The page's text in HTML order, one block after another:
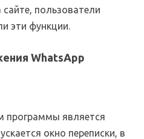
сайте, пользователи
эти функции.
WhatsApp
является
окно переписки, в